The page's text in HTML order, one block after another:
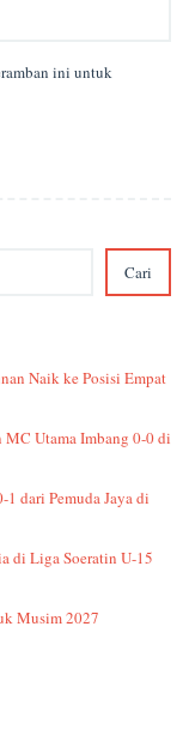
ini untuk
Cari
Naik ke Posisi Empat
Utama Imbang 0-0 di
dari Pemuda Jaya di
di Liga Soeratin U-15
Musim 2027